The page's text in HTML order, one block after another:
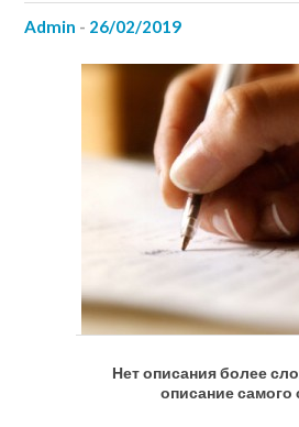
admin - 26/02/2019
Нет описания более
описание самого